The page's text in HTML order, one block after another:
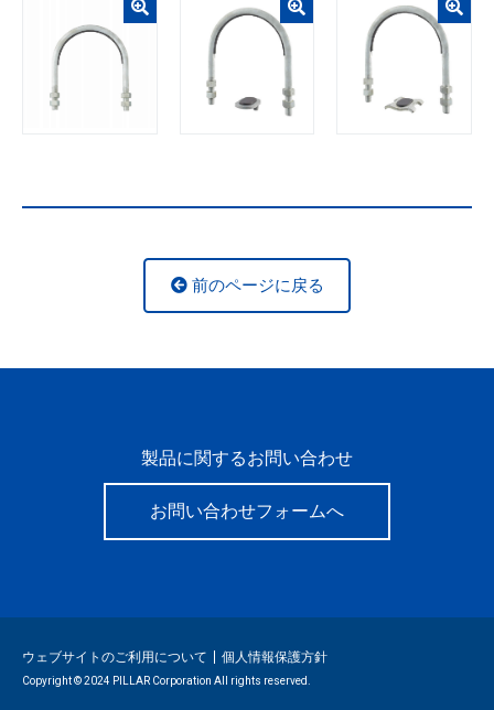
前のページに戻る
製品に関するお問い合わせ
お問い合わせフォームへ
ウェブサイトのご利用について 個人情報保護方針
Copyright © 2024 PILLAR Corporation All rights reserved.